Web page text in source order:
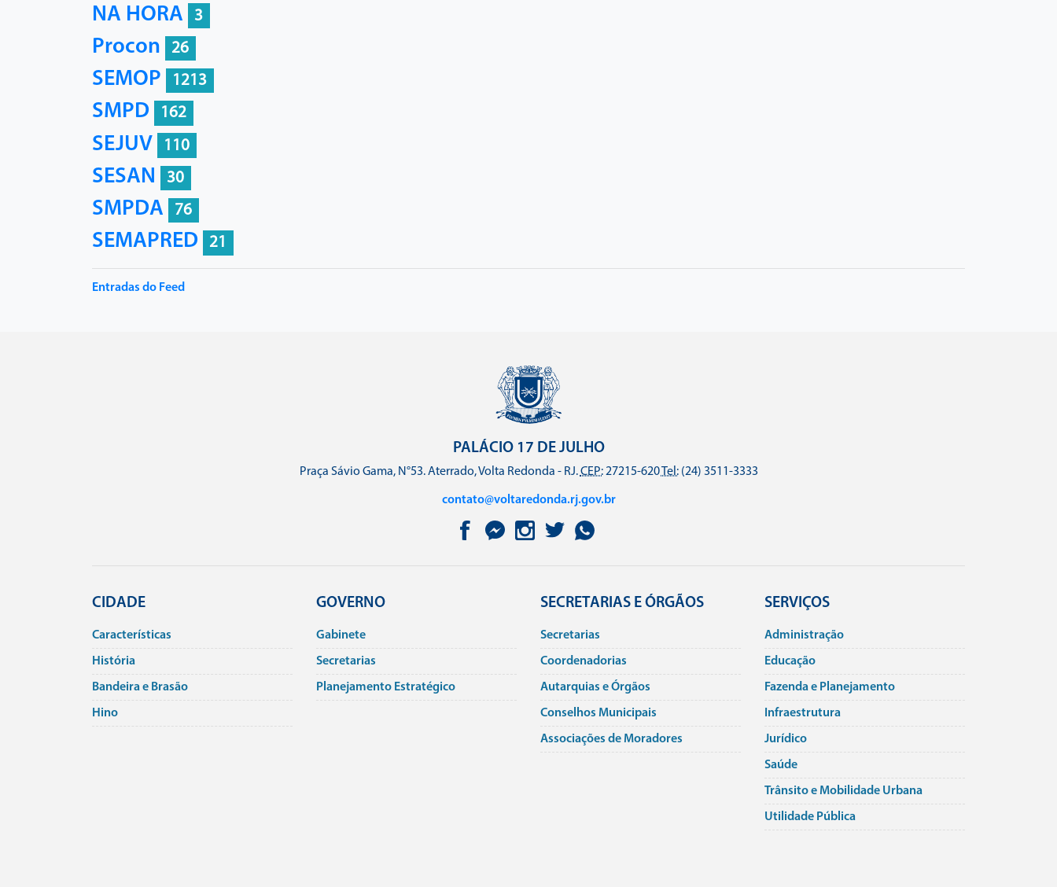
NA HORA 3
Procon 26
SEMOP 1213
SMPD 162
SEJUV 110
SESAN 30
SMPDA 76
SEMAPRED 21
Entradas do Feed
PALÁCIO 17 DE JULHO
Praça Sávio Gama, N°53. Aterrado, Volta Redonda - RJ.CEP:27215-620Tel:(24) 3511-3333
contato@voltaredonda.rj.gov.br
CIDADE
Caracterí­sticas
História
Bandeira e Brasão
Hino
GOVERNO
Gabinete
Secretarias
Planejamento Estratégico
SECRETARIAS E ÓRGÃOS
Secretarias
Coordenadorias
Autarquias e Órgãos
Conselhos Municipais
Associações de Moradores
SERVIÇOS
Administração
Educação
Fazenda e Planejamento
Infraestrutura
Jurí­dico
Saúde
Trânsito e Mobilidade Urbana
Utilidade Pública